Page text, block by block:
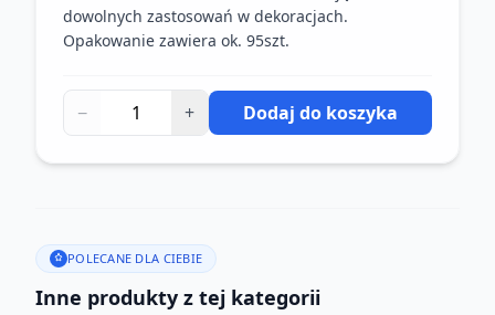
dowolnych zastosowań w dekoracjach.
Opakowanie zawiera ok. 95szt.
− + Dodaj do koszyka
POLECANE DLA CIEBIE
Inne produkty z tej kategorii